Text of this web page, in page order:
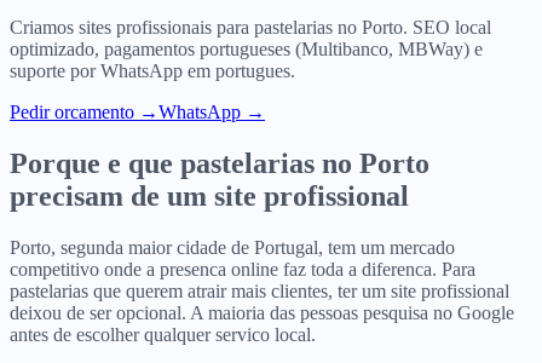
Criamos sites profissionais para pastelarias no Porto. SEO local
optimizado, pagamentos portugueses (Multibanco, MBWay) e
suporte por WhatsApp em portugues.
Pedir orcamento →WhatsApp →
Porque e que pastelarias no Porto
precisam de um site profissional
Porto, segunda maior cidade de Portugal, tem um mercado
competitivo onde a presenca online faz toda a diferenca. Para
pastelarias que querem atrair mais clientes, ter um site profissional
deixou de ser opcional. A maioria das pessoas pesquisa no Google
antes de escolher qualquer servico local.